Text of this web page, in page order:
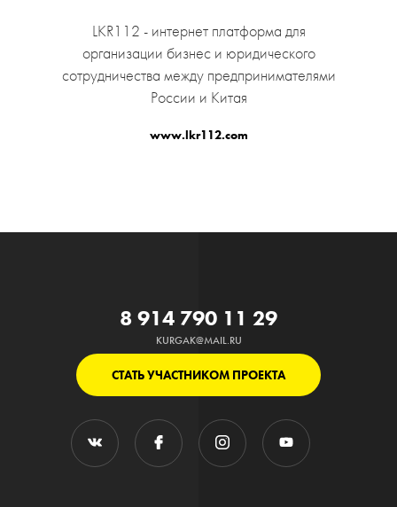
LKR112 - интернет платформа для
организации бизнес и юридического
сотрудничества между предпринимателями
России и Китая
www.lkr112.com
8 914 790 11 29
KURGAK@MAIL.RU
СТАТЬ УЧАСТНИКОМ ПРОЕКТА